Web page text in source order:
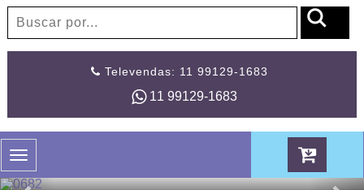
Televendas: 11 99129-1683
11 99129-1683
Toggle
navigation